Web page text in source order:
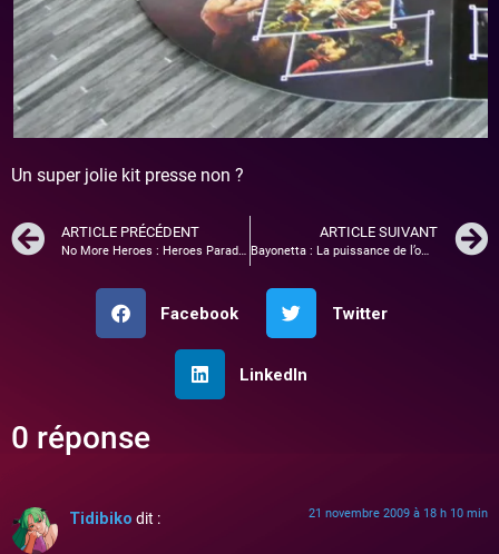
Un super jolie kit presse non ?
ARTICLE PRÉCÉDENT
No More Heroes : Heroes Paradise débarque sur PS3
ARTICLE SUIVANT
Bayonetta : La puissance de l’ombre
Facebook Twitter
LinkedIn
0 réponse
Tidibiko dit : 21 novembre 2009 à 18 h 10 min